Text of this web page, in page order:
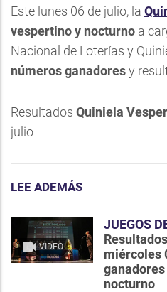
Este lunes 06 de julio, la
vespertino y nocturno a
Nacional de Loterías y
números ganadoresy
Resultados Quiniela
julio
LEE ADEMÁS
VIDEO
JUEGOS
miércoles
nocturno